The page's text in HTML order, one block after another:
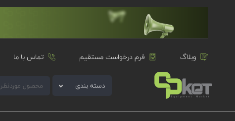
وبلاگ فرم درخواست مستقیم تماس با ما
دسته بندی